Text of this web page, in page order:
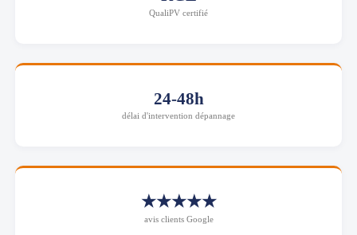
QualiPV certifié
24-48h
délai d'intervention dépannage
★★★★★
avis clients Google